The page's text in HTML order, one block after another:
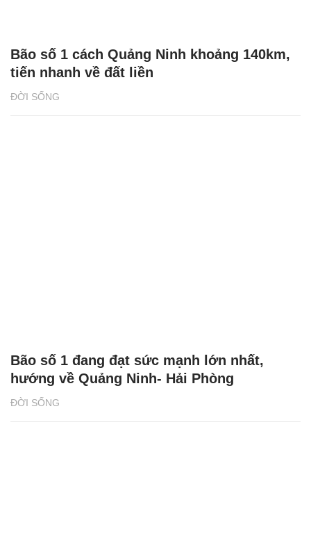
ĐỜI SỐNG
Bão số 1 cách Quảng Ninh khoảng 140km,
tiến nhanh về đất liền
ĐỜI SỐNG
Bão số 1 đang đạt sức mạnh lớn nhất,
hướng về Quảng Ninh- Hải Phòng